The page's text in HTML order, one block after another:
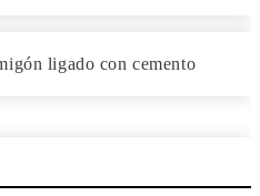
ligado con cemento